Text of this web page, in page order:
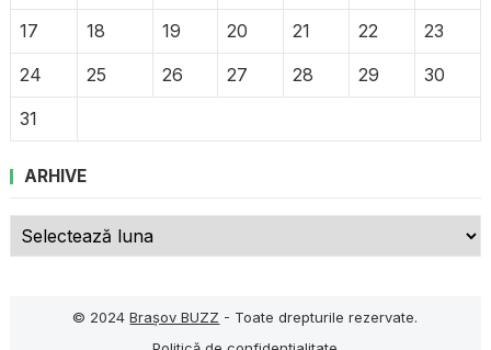
17
18 19 20 21 22
23
24
25 26 27 28 29
30
31
ARHIVE
Arhive
© 2024Brașov BUZZ - Toate drepturile rezervate.